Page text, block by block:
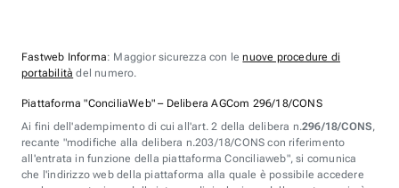
Fastweb Informa: Maggior sicurezza con lenuove procedure di
portabilità del numero.
Piattaforma "ConciliaWeb" – Delibera AGCom 296/18/CONS
Ai fini dell'adempimento di cui all'art. 2 della delibera n.296/18/CONS,
recante "modifiche alla delibera n.203/18/CONS con riferimento
all'entrata in funzione della piattaforma Conciliaweb", si comunica
che l'indirizzo web della piattaforma alla quale è possibile accedere